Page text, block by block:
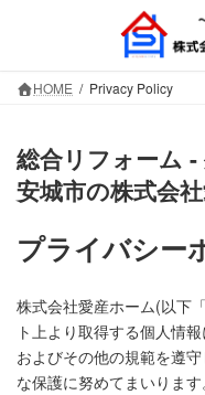
HOME Privacy Policy
総合リフォーム
安城市の株式会
プライバシー
株式会社愛産ホーム(以下
ト上より取得する個人情
およびその他の規範を遵
な保護に努めてまいります